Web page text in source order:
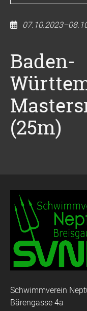
Baden-
(25m)
Schwimmverein
Bärengasse 4a